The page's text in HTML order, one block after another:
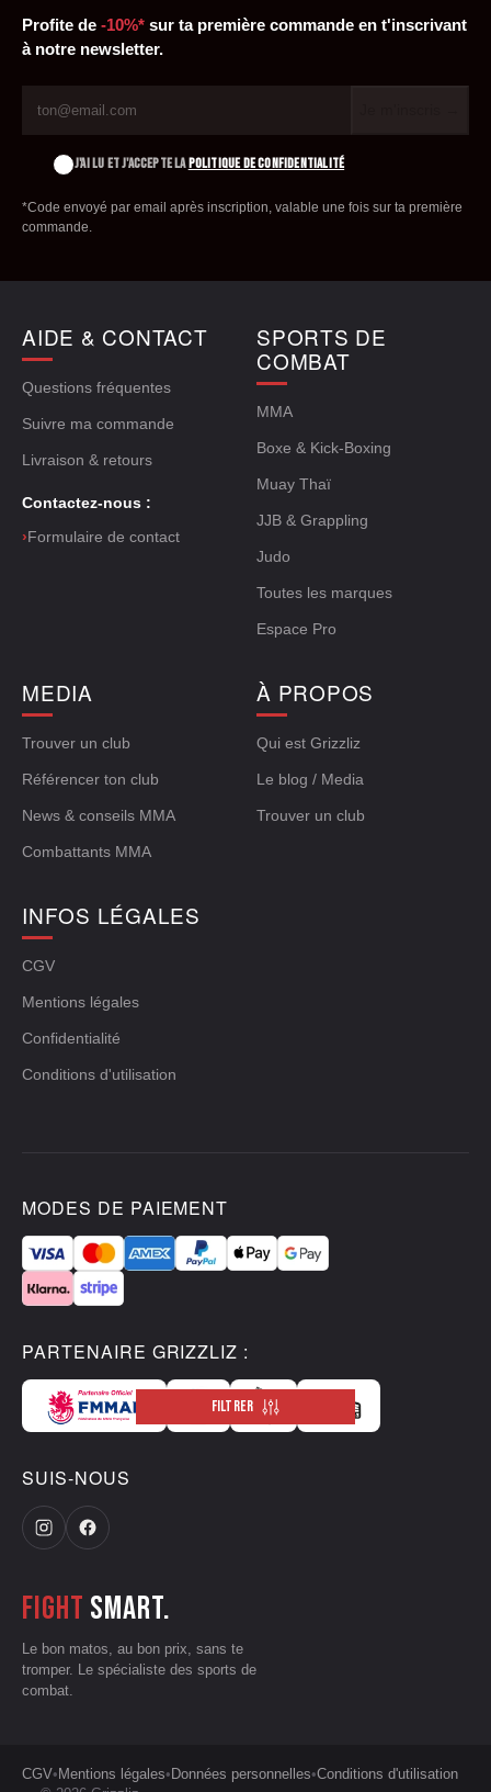
Profite de -10%* sur ta première commande en t'inscrivant
à notre newsletter.
J'AI LU ET J'ACCEPTE LAPOLITIQUE DE CONFIDENTIALITÉ
*Code envoyé par email après inscription, valable une fois sur ta première
commande.
AIDE & CONTACT
Questions fréquentes
Suivre ma commande
Livraison & retours
Contactez-nous :
›Formulaire de contact
SPORTS DE
COMBAT
MMA
Boxe & Kick-Boxing
Muay Thaï
JJB & Grappling
Judo
Toutes les marques
Espace Pro
MEDIA
Trouver un club
Référencer ton club
News & conseils MMA
Combattants MMA
À PROPOS
Qui est Grizzliz
Le blog / Media
Trouver un club
INFOS LÉGALES
CGV
Mentions légales
Confidentialité
Conditions d'utilisation
MODES DE PAIEMENT
PARTENAIRE GRIZZLIZ :
SUIS-NOUS
Fight smart.
Le bon matos, au bon prix, sans te
tromper. Le spécialiste des sports de
combat.
CGV• Mentions légales• Données personnelles•Conditions d'utilisation
FILTRER